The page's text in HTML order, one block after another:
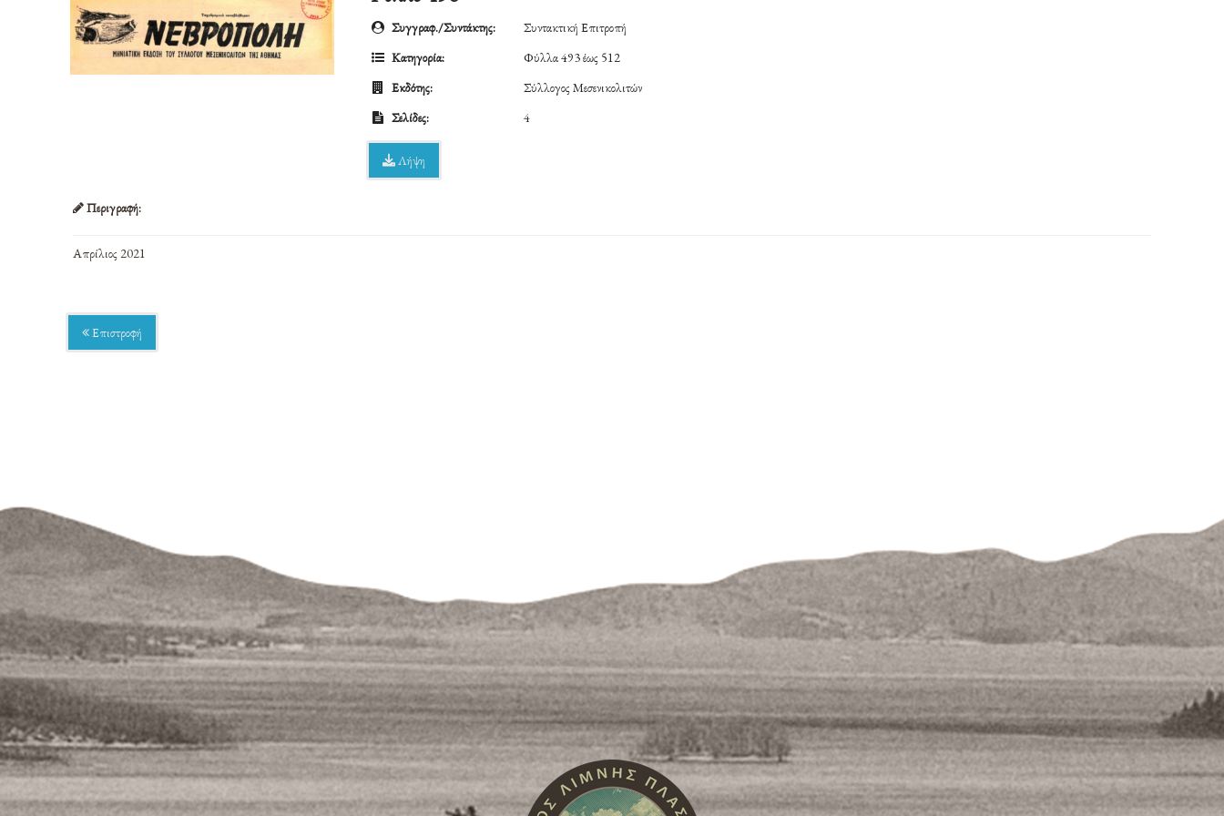
Συγγραφ./Συντάκτης:
Συντακτική Επιτροπή
Κατηγορία:
Φύλλα 493 έως 512
Εκδότης:
Σύλλογος Μεσενικολιτών
Σελίδες:
4
Λήψη
Περιγραφή:
Απρίλιος 2021
Επιστροφή